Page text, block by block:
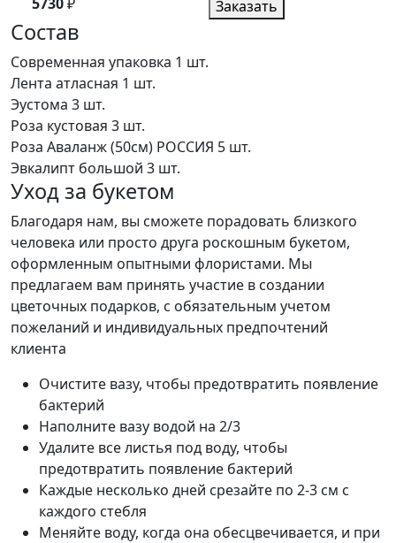
Заказать
Состав
Современная упаковка 1 шт.
Лента атласная 1 шт.
Эустома 3 шт.
Роза кустовая 3 шт.
Роза Аваланж (50см) РОССИЯ 5 шт.
Эвкалипт большой 3 шт.
Уход за букетом
Благодаря нам, вы сможете порадовать близкого
человека или просто друга роскошным букетом,
оформленным опытными флористами. Мы
предлагаем вам принять участие в создании
цветочных подарков, с обязательным учетом
пожеланий и индивидуальных предпочтений
клиента
Очистите вазу, чтобы предотвратить появление
бактерий
Наполните вазу водой на 2/3
Удалите все листья под воду, чтобы
предотвратить появление бактерий
Каждые несколько дней срезайте по 2-3 см с
каждого стебля
Меняйте воду, когда она обесцвечивается, и при